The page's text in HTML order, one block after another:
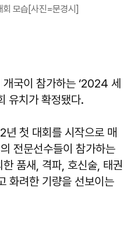
회 모습[사진=문경시]
국이 참가하는 ‘2024 세
유치가 확정됐다.
첫 대회를 시작으로 매
전문선수들이 참가하는
품새, 격파, 호신술, 태권
화려한 기량을 선보이는